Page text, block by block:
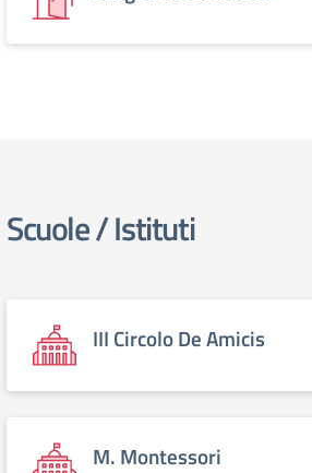
Scuole / Istituti
III Circolo De Amicis
M. Montessori